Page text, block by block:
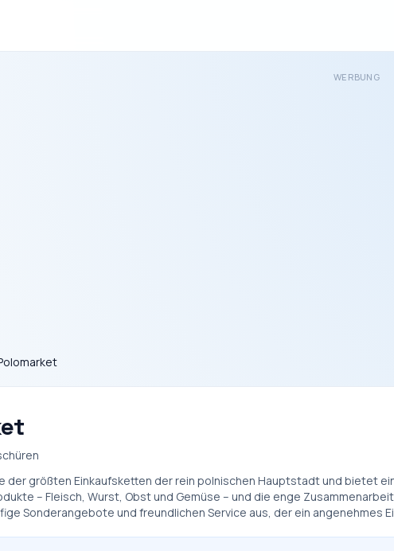
WERBUNG
der größten Einkaufsketten der rein polnischen Hauptstadt und bietet
– Fleisch, Wurst, Obst und Gemüse – und die enge
Sonderangebote und freundlichen Service aus, der ein angenehmes